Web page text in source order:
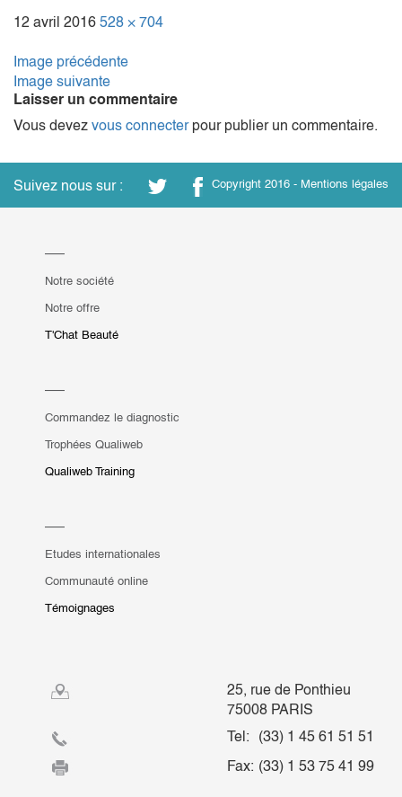
12 avril 2016 528 × 704
Image précédente
Image suivante
Laisser un commentaire
Vous devez vous connecterpour publier un commentaire.
Suivez nous sur : Copyright 2016 - Mentions légales
Notre société
Notre offre
T'Chat Beauté
Commandez le diagnostic
Trophées Qualiweb
Qualiweb Training
Etudes internationales
Communauté online
Témoignages
25, rue de Ponthieu
75008 PARIS
Tel:
(33) 1 45 61 51 51
Fax: (33) 1 53 75 41 99